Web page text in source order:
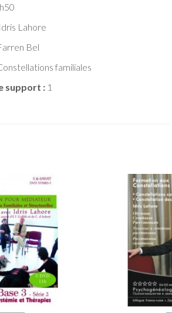
Idris Lahore
Bel
familiales
support : 1